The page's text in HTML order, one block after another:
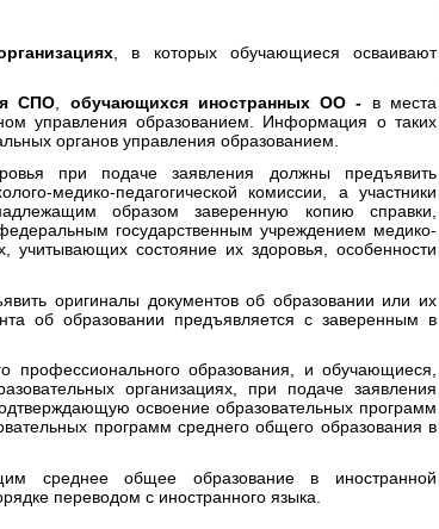
, в которых обучающиеся осваивают
СПО, обучающихся иностранных ОО - в места
управления образованием. Информация о таких
органов управления образованием.
при подаче заявления должны предъявить
медико-педагогической комиссии, а участники
образом заверенную копию справки,
государственным учреждением медико-
учитывающих состояние их здоровья, особенности
оригиналы документов об образовании или их
об образовании предъявляется с заверенным в
профессионального образования, и обучающиеся,
организациях, при подаче заявления
освоение образовательных программ
программ среднего общего образования в
среднее общее образование в иностранной
переводом с иностранного языка.